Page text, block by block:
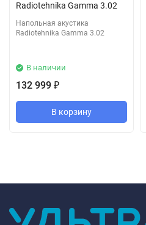
Radiotehnika Gamma 3.02
Напольная акустика
Radiotehnika Gamma 3.02
В наличии
132 999 ₽
В корзину